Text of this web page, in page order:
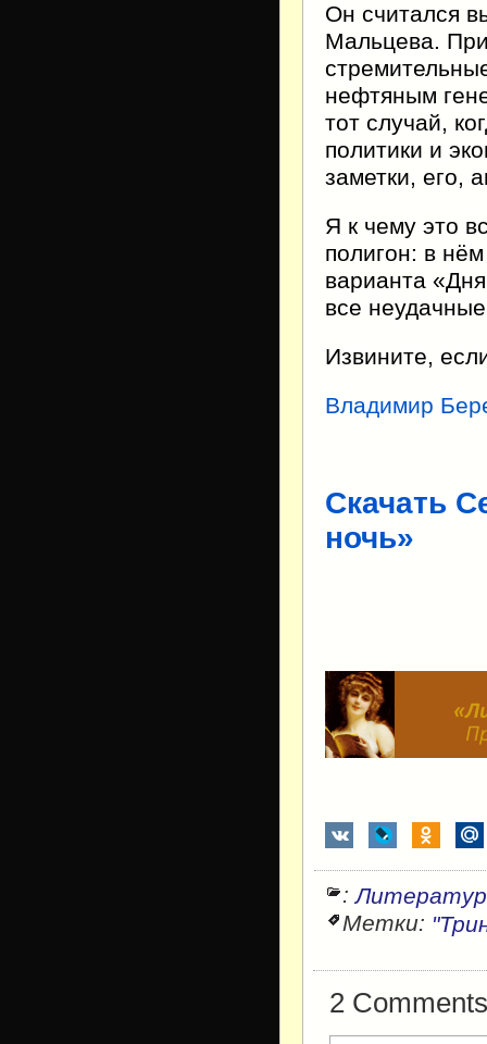
Он считался
Мальцева.
нефтяным
тот случай,
политики и
заметки, его,
Я к чему это
полигон: в
варианта
все
Извините,
Владимир
Скачать
ночь»
:
Метки:
2